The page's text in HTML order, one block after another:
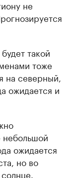
не
такой
тоже
на северный,
ожидается и
небольшой
ожидается
но во